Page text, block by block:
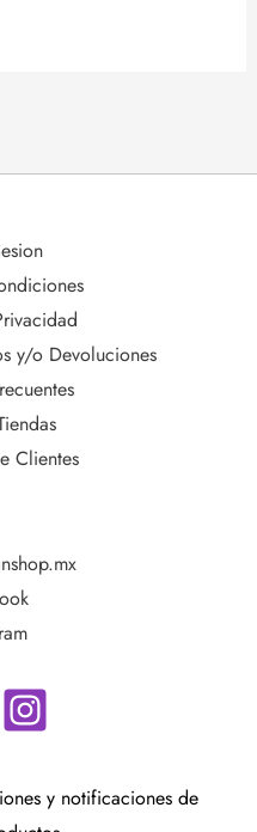
y/o Devoluciones
Clientes
y notificaciones de